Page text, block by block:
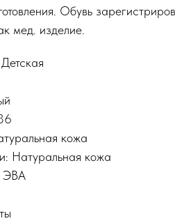
Обувь
мед. изделие.
кожа
Натуральная кожа
ЭВА